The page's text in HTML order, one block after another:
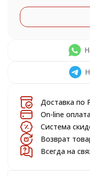
Доставка по
On-line
Система
Возврат
Всегда на